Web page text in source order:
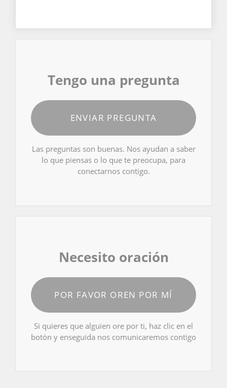
Tengo una pregunta
ENVIAR PREGUNTA
Las preguntas son buenas. Nos ayudan a saber
lo que piensas o lo que te preocupa, para
conectarnos contigo.
Necesito oración
POR FAVOR OREN POR MÍ
Si quieres que alguien ore por ti, haz clic en el
botón y enseguida nos comunicaremos contigo